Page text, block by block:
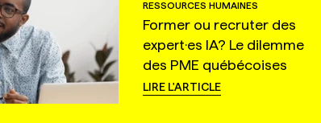
RESSOURCES HUMAINES
Former ou recruter des
expert·es IA? Le dilemme
des PME québécoises
LIRE L'ARTICLE